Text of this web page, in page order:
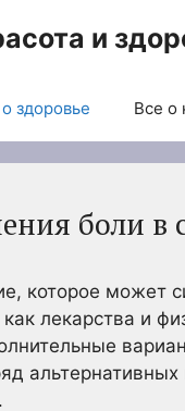
и
здоровье Все о
боли в
которое может
лекарства и